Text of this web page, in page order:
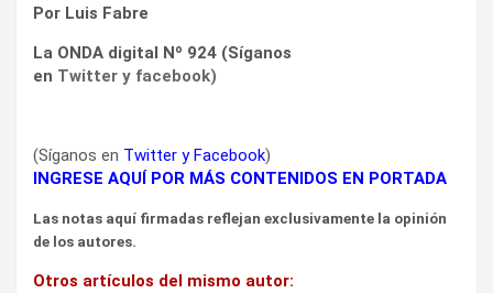
Por Luis Fabre
La ONDA digital Nº 924 (Síganos
en Twitter y facebook)
(Síganos en Twitter yFacebook)
INGRESE AQUÍ POR MÁS CONTENIDOS EN PORTADA
Las notas aquí firmadas reflejan exclusivamente la opinión
de los autores.
Otros artículos del mismo autor: